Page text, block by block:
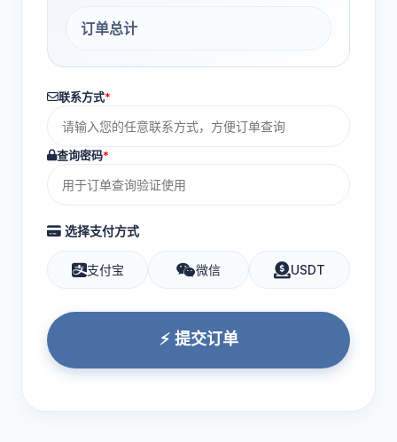
订单总计
联系方式*
查询密码*
选择支付方式
支付宝 微信 USDT
⚡ 提交订单